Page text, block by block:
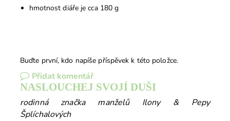
hmotnost diáře je cca 180 g
Buďte první, kdo napíše příspěvek k této položce.
Přidat komentář
NASLOUCHEJ SVOJÍ DUŠI
rodinná značka manželů Ilony & Pepy
Šplíchalových